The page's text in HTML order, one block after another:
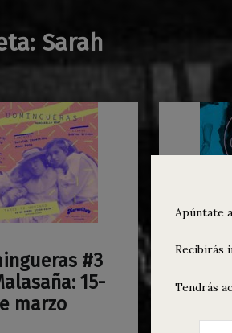
Sarah
#3
15-
marzo
Apúntate
Recibirás
Tendrás